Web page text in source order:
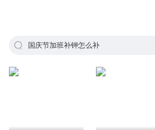
国庆节加班补钾怎么补